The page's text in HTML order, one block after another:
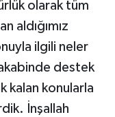
olarak tüm
aldığımız
ilgili neler
destek
kalan konularla
İnşallah